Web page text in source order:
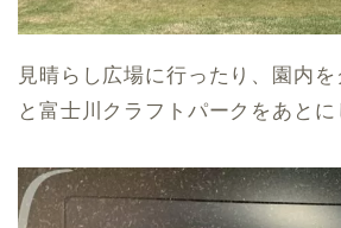
見晴らし広場に行ったり、園内を
と富士川クラフトパークをあとに